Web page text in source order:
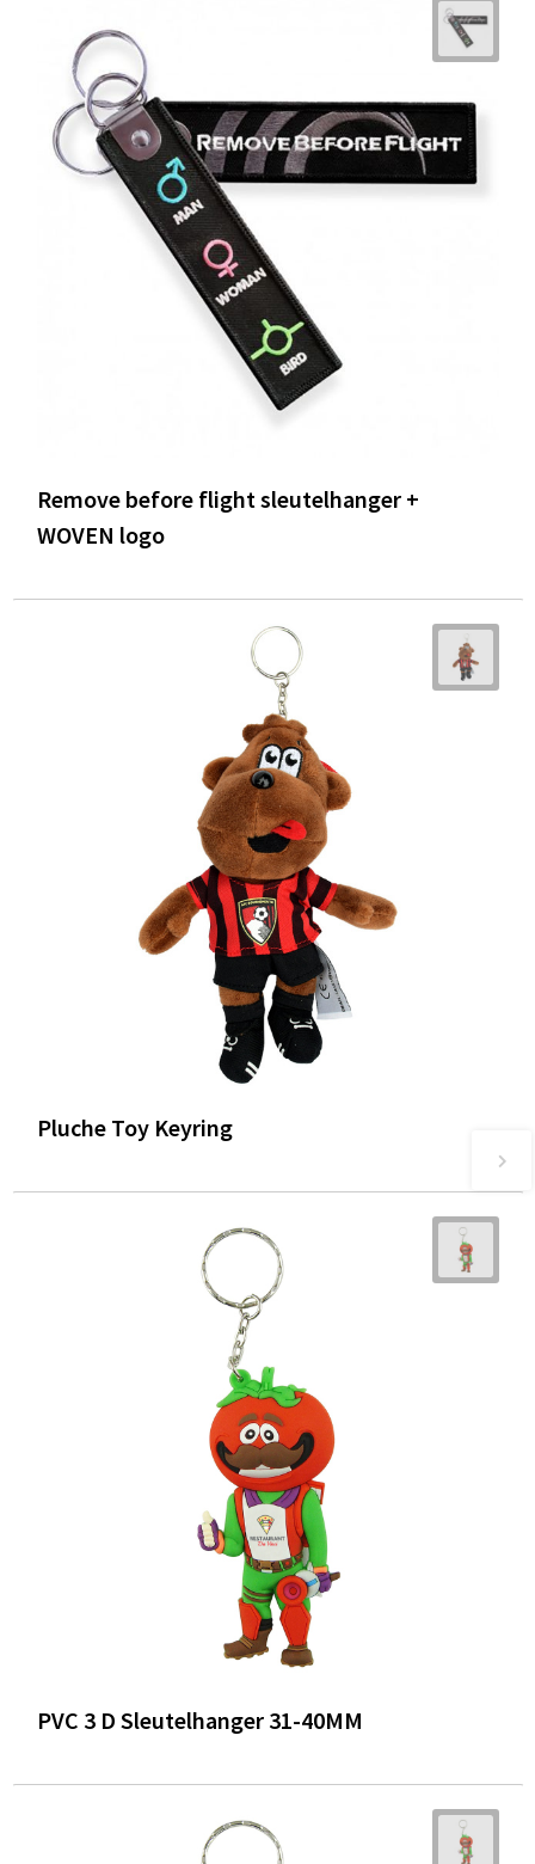
Remove before flight sleutelhanger +
WOVEN logo
Pluche Toy Keyring
PVC 3 D Sleutelhanger 31-40MM